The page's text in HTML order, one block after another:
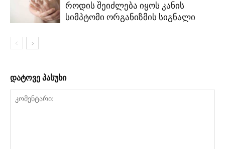
როდის შეიძლება იყოს კანის
სიმპტომი ორგანიზმის სიგნალი
დატოვე პასუხი